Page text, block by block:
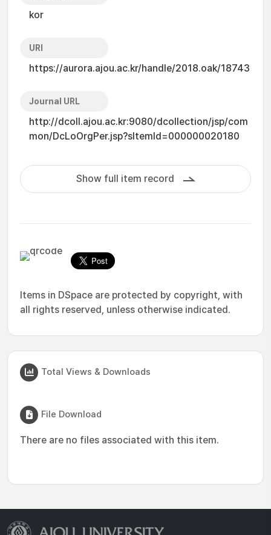
kor
URI
https://aurora.ajou.ac.kr/handle/2018.oak/18743
Journal URL
http://dcoll.ajou.ac.kr:9080/dcollection/jsp/com
mon/DcLoOrgPer.jsp?sItemId=000000020180
Show full item record
Items in DSpace are protected by copyright, with
all rights reserved, unless otherwise indicated.
Total Views & Downloads
File Download
There are no files associated with this item.